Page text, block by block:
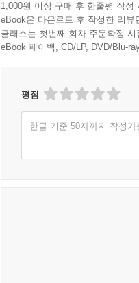
1,000원 이상 구매 후 한줄평 작성
eBook은 다운로드 후 작성한 리
클래스는 첫번째 회차 주문확정
eBook 페이백, CD/LP, DVD/Blu-
평점
한글 기준 50자까지 작성가